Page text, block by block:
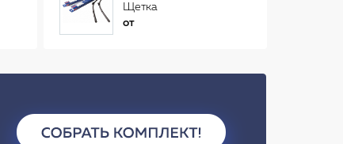
Щетка
стеклоочистителя
от